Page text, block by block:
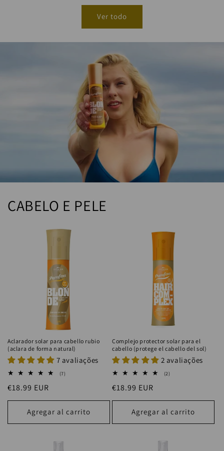
Ver todo
CABELO E PELE
Aclarador solar para cabello rubio
(aclara de forma natural)
7 avaliações
(7)
Precio
habitual
€18.99 EUR
Agregar al carrito
Complejo protector solar para el
cabello (protege el cabello del sol)
2 avaliações
(2)
Precio
habitual
€18.99 EUR
Agregar al carrito